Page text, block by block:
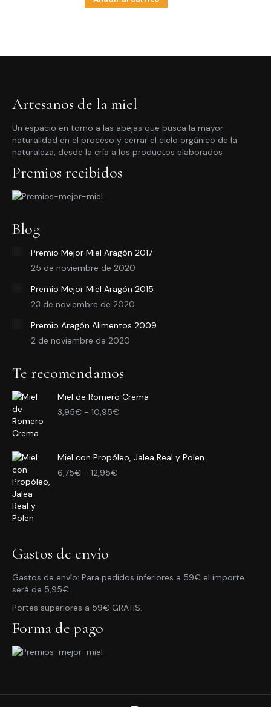
Artesanos de la miel
Un espacio en torno a las abejas que busca la mayor
naturalidad en el proceso y cerrar el ciclo orgánico de la
naturaleza, desde la cría a los productos elaborados
Premios recibidos
Blog
Premio Mejor Miel Aragón 2017
25 de noviembre de 2020
Premio Mejor Miel Aragón 2015
23 de noviembre de 2020
Premio Aragón Alimentos 2009
2 de noviembre de 2020
Te recomendamos
Miel de Romero Crema
3,95€ - 10,95€Rango
3,95€
Miel con Propóleo, Jalea Real y Polen
6,75€ - 12,95€Rango
Gastos de envío
Gastos de envío: Para pedidos inferiores a 59€ el importe
será de 5,95€.
Portes superiores a 59€ GRATIS.
Forma de pago